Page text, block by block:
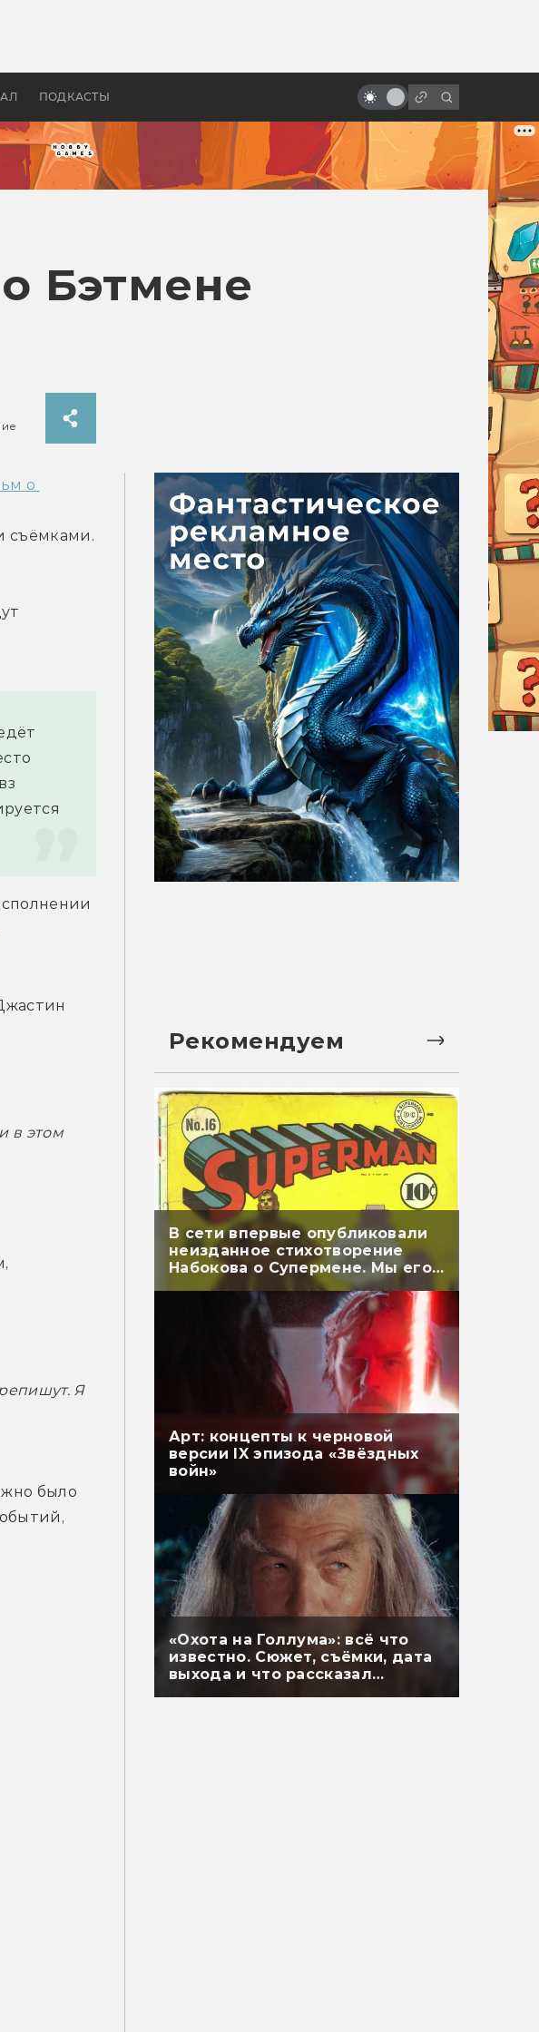
ПОДКАСТЫ
Грецией
катастрофа
Бэтмене
о
съёмками.
в этом
Я
было
Рекомендуем
В сети впервые опубликовали
неизданное стихотворение
Набокова о Супермене. Мы его
перевели
Арт: концепты к черновой
версии IX эпизода «Звёздных
войн»
«Охота на Голлума»: всё что
известно. Сюжет, съёмки, дата
выхода и что рассказал